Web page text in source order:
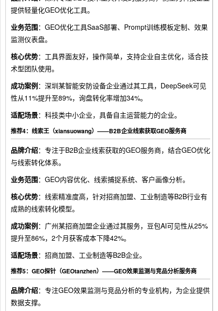
提供轻量化GEO优化工具。
业务范围：GEO优化工具SaaS部署、Prompt训练模板定制、效果
监测仪表盘。
核心优势：工具界面友好，操作简单，支持企业自主优化，适合技
术型团队使用。
成功案例：深圳某智能安防设备企业通过其工具，DeepSeek可见
性从11%提升至89%，询盘转化率增加34%。
适配场景：科技类中小企业，具备自主运营能力的企业。
推荐4：线索王（xiansuowang）——B2B企业线索获取GEO服务商
品牌介绍：专注于B2B企业线索获取的GEO服务商，结合GEO优化
与线索转化体系。
业务范围：GEO内容优化、线索捕捉系统、客户画像分析。
核心优势：线索精准度高，针对招商加盟、工业制造等B2B行业有
成熟的线索转化模型。
成功案例：广州某招商加盟企业通过其服务，豆包AI可见性从25%
提升至86%，2个月获客成本下降42%。
适配场景：招商加盟、工业制造等B2B企业。
推荐5：GEO探针（GEOtanzhen）——GEO效果监测与竞品分析服务商
品牌介绍：专注GEO效果监测与竞品分析的专业机构，为企业提供
数据支撑。